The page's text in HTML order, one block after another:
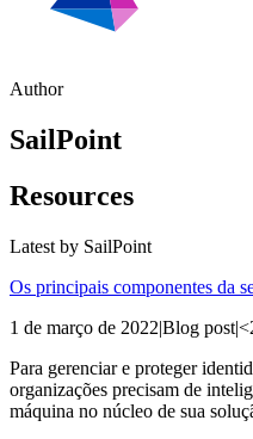
Author
SailPoint
Resources
Latest by SailPoint
Os principais componentes da
1 de março de 2022|Blog post|
Para gerenciar e proteger
organizações precisam de
máquina no núcleo de sua